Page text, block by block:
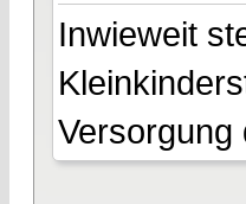
Inwieweit
Versorgung